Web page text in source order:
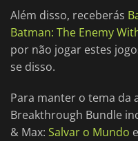
Além disso, receberás
Batman: The Enemy
por não jogar estes
se disso.
Para manter o tema da
Breakthrough Bundle
& Max: Salvar o Mundo e